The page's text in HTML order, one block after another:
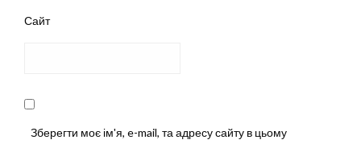
Сайт
Зберегти моє ім'я, e-mail, та адресу сайту в цьому